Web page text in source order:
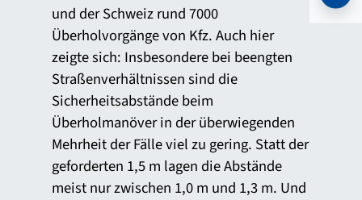
und der Schweiz rund 7000
Überholvorgänge von Kfz. Auch hier
zeigte sich: Insbesondere bei beengten
Straßenverhältnissen sind die
Sicherheitsabstände beim
Überholmanöver in der überwiegenden
Mehrheit der Fälle viel zu gering. Statt der
geforderten 1,5 m lagen die Abstände
meist nur zwischen 1,0 m und 1,3 m. Und